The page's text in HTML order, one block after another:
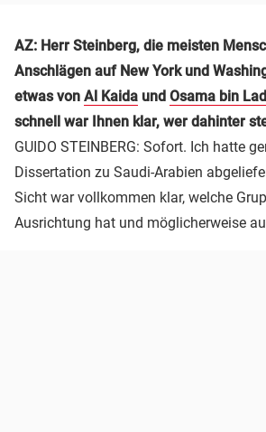
AZ: Herr Steinberg, die meisten
Anschlägen auf New York und
etwas von Al Kaida und Osama bin
schnell war Ihnen klar, wer dahinter
GUIDO STEINBERG: Sofort. Ich hatte
Dissertation zu Saudi-Arabien
Sicht war vollkommen klar, welche
Ausrichtung hat und möglicherweise